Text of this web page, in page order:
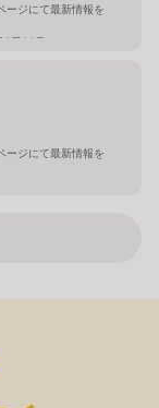
ージにて最新情報を
5番20号
ージにて最新情報を